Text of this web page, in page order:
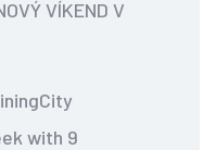
VÍKEND V
with 9